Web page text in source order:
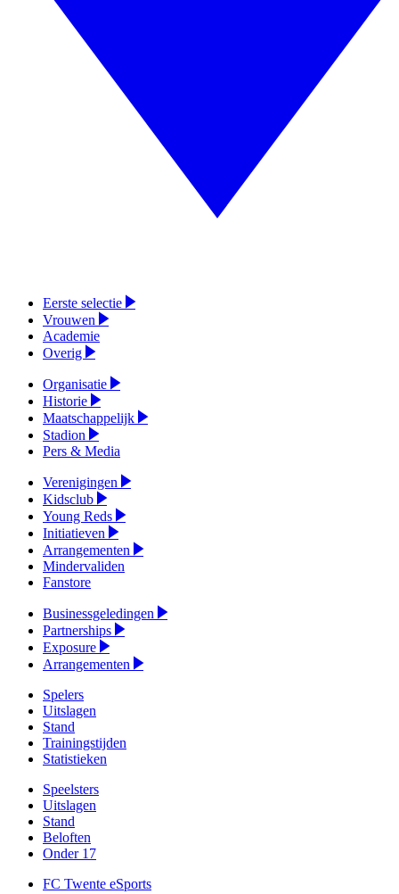
Eerste selectie
Vrouwen
Academie
Overig
Organisatie
Historie
Maatschappelijk
Stadion
Pers & Media
Verenigingen
Kidsclub
Young Reds
Initiatieven
Arrangementen
Mindervaliden
Fanstore
Businessgeledingen
Partnerships
Exposure
Arrangementen
Spelers
Uitslagen
Stand
Trainingstijden
Statistieken
Speelsters
Uitslagen
Stand
Beloften
Onder 17
FC Twente eSports